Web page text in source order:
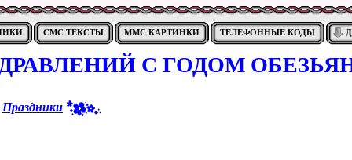
СМС ТЕКСТЫ ММС КАРТИНКИ ТЕЛЕФОННЫЕ КОДЫ
С ГОДОМ
Праздники